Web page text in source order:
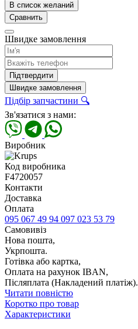
В список желаний
Сравнить
Швидке замовлення
Підтвердити
Швидке замовлення
Підбір запчастини 🔍
Зв'язатися з нами:
Виробник
Код виробника
F4720057
Контакти
Доставка
Оплата
095 067 49 94 097 023 53 79
Самовивіз
Нова пошта,
Укрпошта.
Готівка або картка,
Оплата на рахунок IBAN,
Післяплата (Накладений платіж).
Читати повністю
Коротко про товар
Характеристики